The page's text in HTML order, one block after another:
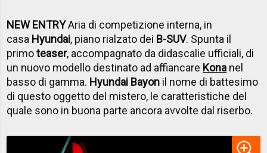
NEW ENTRYAria di competizione interna, in
casa Hyundai, piano rialzato dei B-SUV. Spunta il
primoteaser, accompagnato da didascalie ufficiali, di
un nuovo modello destinato ad affiancare Kona nel
basso di gamma. Hyundai Bayon il nome di battesimo
di questo oggetto del mistero, le caratteristiche del
quale sono in buona parte ancora avvolte dal riserbo.